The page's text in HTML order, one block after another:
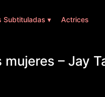
Subtituladas ▾ Actrices
– Jay